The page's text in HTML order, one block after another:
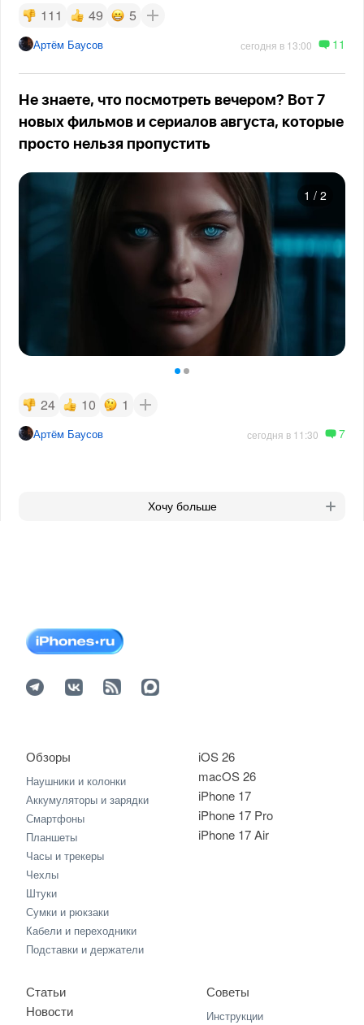
111 49 5
Артём Баусов сегодня в 13:00 11
Не знаете, что посмотреть вечером? Вот 7
новых фильмов и сериалов августа, которые
просто нельзя пропустить
1 / 2
24 10 1
Артём Баусов сегодня в 11:30 7
Хочу больше
iOS 26
macOS 26
iPhone 17
iPhone 17 Pro
iPhone 17 Air
Обзоры
Наушники и колонки
Аккумуляторы и зарядки
Смартфоны
Планшеты
Часы и трекеры
Чехлы
Штуки
Сумки и рюкзаки
Кабели и переходники
Подставки и держатели
Статьи
Новости
Советы
Инструкции